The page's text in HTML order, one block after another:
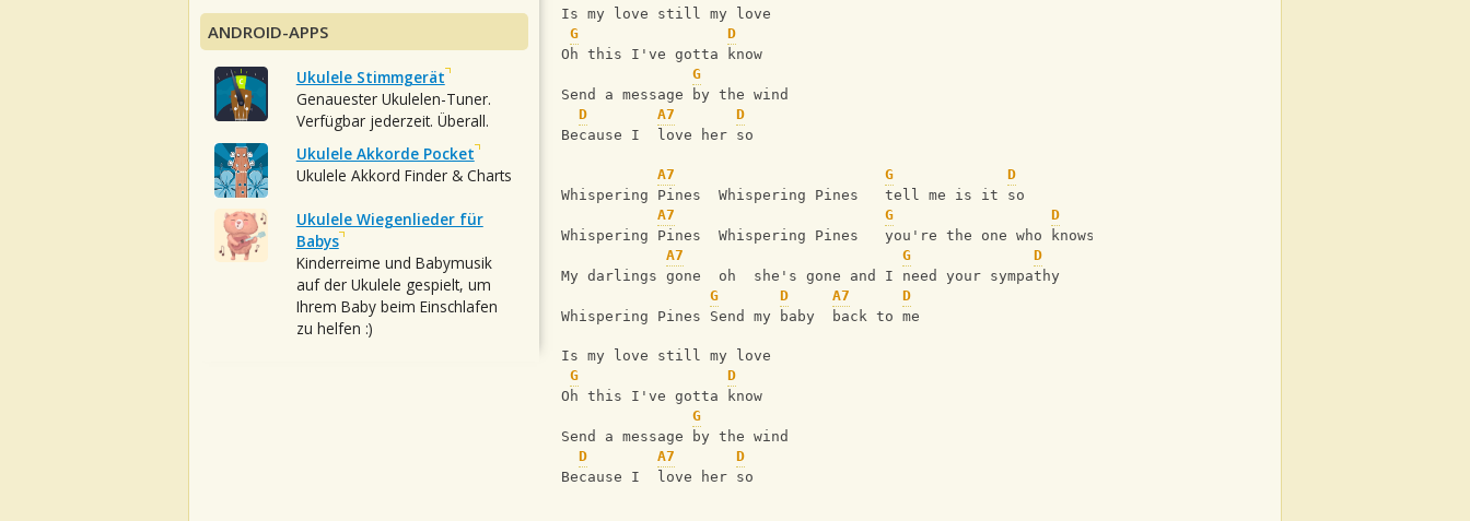
Is my love still my love
G
D
Oh this I've gotta know
G
Send a message by the wind
D
A7
D
Because I  love her so
A7 G
D
Whispering Pines  Whispering Pines   tell me is it so
A7
G
D
Whispering Pines  Whispering Pines   you're the one who knows
A7
G
D
My darlings gone  oh  she's gone and I need your sympathy
G
D A7
D
Whispering Pines Send my baby  back to me
Is my love still my love
G
D
Oh this I've gotta know
G
Send a message by the wind
D
A7
D
Because I  love her so
ANDROID-APPS
Ukulele Stimmgerät
Genauester Ukulelen-Tuner.
Verfügbar jederzeit. Überall.
Ukulele Akkorde Pocket
Ukulele Akkord Finder & Charts
Ukulele Wiegenlieder für
Babys
Kinderreime und Babymusik
auf der Ukulele gespielt, um
Ihrem Baby beim Einschlafen
zu helfen :)